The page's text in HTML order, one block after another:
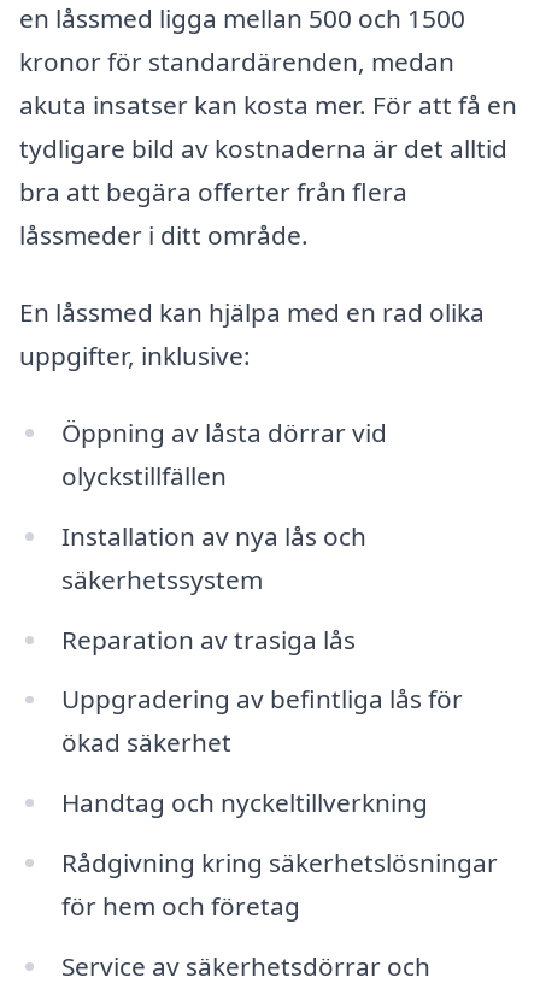
en låssmed ligga mellan 500 och 1500
kronor för standardärenden, medan
akuta insatser kan kosta mer. För att få en
tydligare bild av kostnaderna är det alltid
bra att begära offerter från flera
låssmeder i ditt område.
En låssmed kan hjälpa med en rad olika
uppgifter, inklusive:
Öppning av låsta dörrar vid
olyckstillfällen
Installation av nya lås och
säkerhetssystem
Reparation av trasiga lås
Uppgradering av befintliga lås för
ökad säkerhet
Handtag och nyckeltillverkning
Rådgivning kring säkerhetslösningar
för hem och företag
Service av säkerhetsdörrar och